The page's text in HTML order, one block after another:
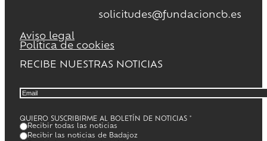
solicitudes@fundacioncb.es
Aviso legal
Política de cookies
RECIBE NUESTRAS NOTICIAS
QUIERO SUSCRIBIRME AL BOLETÍN DE NOTICIAS *
Recibir todas las noticias
Recibir las noticias de Badajoz